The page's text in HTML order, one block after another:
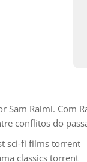
Sam Raimi. Com
conflitos do
sci-fi films torrent
classics torrent